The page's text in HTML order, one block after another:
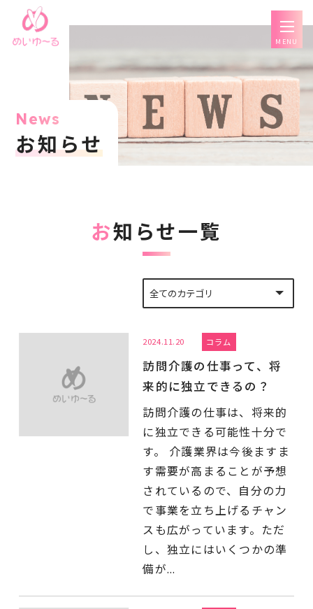
MENU
News
お知らせ
お知らせ一覧
2024.11.20 コラム
訪問介護の仕事って、将
来的に独立できるの？
訪問介護の仕事は、将来的
に独立できる可能性十分で
す。 介護業界は今後ますま
す需要が高まることが予想
されているので、自分の力
で事業を立ち上げるチャン
スも広がっています。ただ
し、独立にはいくつかの準
備が...